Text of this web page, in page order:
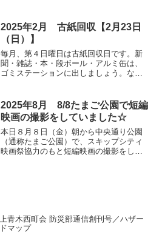
ク大会」へ上青木を代表して西町会が出
場！ 応援よろ...
2025年2月 古紙回収【2月23日
（日）】
毎月、第４日曜日は古紙回収日です。新
聞・雑誌・本・段ボール・アルミ缶は、
ゴミステーションに出しましょう。な
し、又吸い殻や他の物（スチ-ル缶、ペッ
トボトル）は入れないで下...
2025年8月 8/8たまご公園で短編
映画の撮影をしていました☆
本日８月８日（金）朝から中央通り公園
（通称たまご公園）で、スキップシティ
映画祭協力のもと短編映画の撮影をして
上青木西町会 防災部通信創刊号／ハザー
ドマップ